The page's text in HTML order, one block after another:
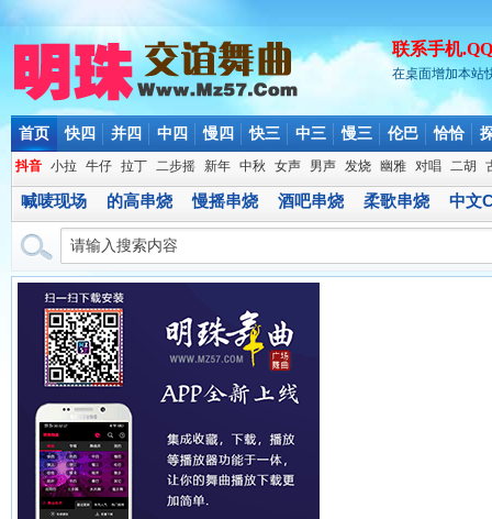
联系手机
在桌面增加本站
首页 快四 并四 中四 慢四 快三 中三 慢三 伦巴 恰恰
抖音 小拉 牛仔 拉丁 二步摇 新年 中秋 女声 男声 发烧 幽雅 对唱 二胡
喊唛现场 的高串烧 慢摇串烧 酒吧串烧 柔歌串烧 中文